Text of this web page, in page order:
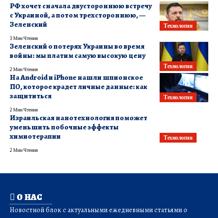
Технологии
РФ хочет сначала двустороннюю встречу
с Украиной, а потом трехстороннюю, —
Зеленский
3 Мин Чтения
Технологии
Зеленский о потерях Украины во время
войны: мы платим самую высокую цену
2 Мин Чтения
Технологии
На Android и iPhone нашли шпионское
ПО, которое крадет личные данные: как
защититься
2 Мин Чтения
Технологии
Израильская нанотехнология поможет
уменьшить побочные эффекты
химиотерапии
2 Мин Чтения
О НАС
Новостной блок с актуальными ежедневными статьями о